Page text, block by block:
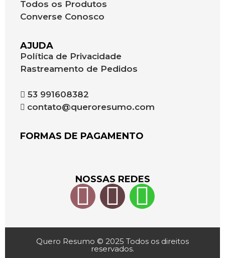
Todos os Produtos
Converse Conosco
AJUDA
Política de Privacidade
Rastreamento de Pedidos
53 991608382
contato@queroresumo.com
FORMAS DE PAGAMENTO
NOSSAS REDES
Quero Resumo © 2025 Todos os direitos
reservados.